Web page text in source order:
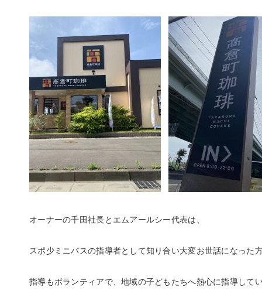
オーナーの千田社長とエムアールシー代表は、
スポ少ミニバスの指導者として知り合い大変お世話になった
指導もボランティアで、地域の子どもたちへ熱心に指導して